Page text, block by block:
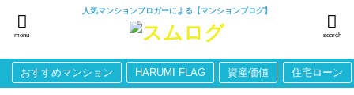
人気マンションブロガーによる【マンションブログ】
search
menu
おすすめマンション HARUMI FLAG 資産価値 住宅ローン